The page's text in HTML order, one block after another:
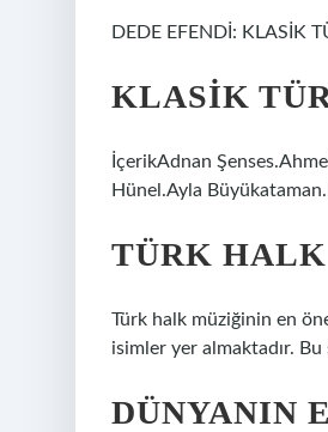
DEDE EFENDİ: KLASİK
KLASIK
İçerikAdnan
Hünel.Ayla
TÜRK
Türk halk müziğinin en
isimler yer almaktadır.
DÜNYANIN